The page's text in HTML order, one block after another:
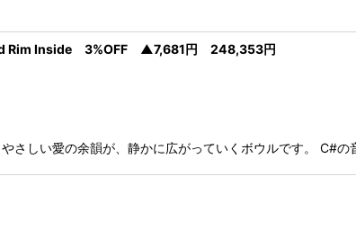
Rim Inside 3%OFF ▲7,681円 248,353円
しい愛の余韻が、静かに広がっていくボウルです。 C#